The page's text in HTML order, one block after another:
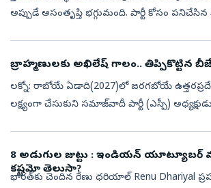
అప్పుడే అసంతృప్తి భగ్గుమంది. పార్టీ కోసం పనిచేసిన
బ్రాహ్మణులకు అఖిలేష్‌ గాలం.. తిప్పికొట్టిన
లక్నో: రాబోయే ఏడాది(2027)లో జరగబోయే
లక్ష్యంగా చేసుకుని సమాజ్‌వాదీ పార్టీ (ఎస్పీ)
8 అడుగుల జుట్టు : ఇండియన్‌ యూట్యూబర్‌
కష్టమో తెలుసా?
భారత్‌కు చెందిన రేణు ధరియాల్ Renu Dhariyal ప్రపంచంలోనే అత్యంత